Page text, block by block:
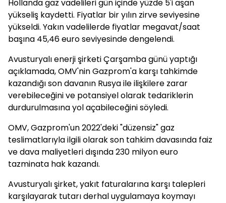
Hollanda gaz vadelileri gün içinde yüzde 5'i aşan
yükseliş kaydetti. Fiyatlar bir yılın zirve seviyesine
yükseldi. Yakın vadelilerde fiyatlar megavat/saat
başına 45,46 euro seviyesinde dengelendi.
Avusturyalı enerji şirketi Çarşamba günü yaptığı
açıklamada, OMV'nin Gazprom'a karşı tahkimde
kazandığı son davanın Rusya ile ilişkilere zarar
verebileceğini ve potansiyel olarak tedariklerin
durdurulmasına yol açabileceğini söyledi.
OMV, Gazprom'un 2022'deki "düzensiz" gaz
teslimatlarıyla ilgili olarak son tahkim davasında faiz
ve dava maliyetleri dışında 230 milyon euro
tazminata hak kazandı.
Avusturyalı şirket, yakıt faturalarına karşı talepleri
karşılayarak tutarı derhal uygulamaya koymayı